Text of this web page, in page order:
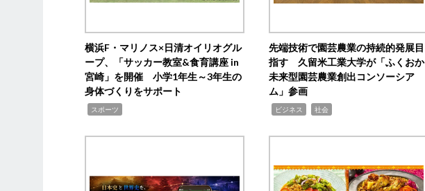
横浜F・マリノス×日清オイリオグル
ープ、「サッカー教室&食育講座 in
宮崎」を開催 小学1年生～3年生の
身体づくりをサポート
スポーツ
先端技術で園芸農業の持続的発展目
指す 久留米工業大学が「ふくおか
未来型園芸農業創出コンソーシア
ム」参画
ビジネス 社会